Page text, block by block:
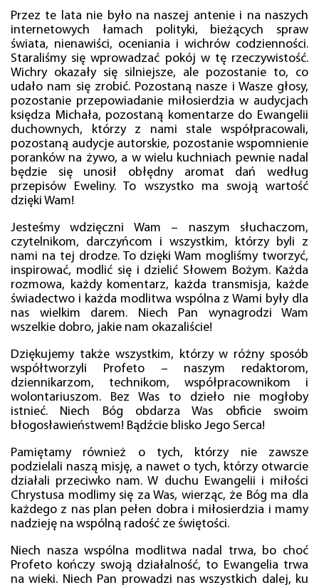
Przez te lata nie było na naszej antenie i na naszych
internetowych łamach polityki, bieżących spraw
świata, nienawiści, oceniania i wichrów codzienności.
Staraliśmy się wprowadzać pokój w tę rzeczywistość.
Wichry okazały się silniejsze, ale pozostanie to, co
udało nam się zrobić. Pozostaną nasze i Wasze głosy,
pozostanie przepowiadanie miłosierdzia w audycjach
księdza Michała, pozostaną komentarze do Ewangelii
duchownych, którzy z nami stale współpracowali,
pozostaną audycje autorskie, pozostanie wspomnienie
poranków na żywo, a w wielu kuchniach pewnie nadal
będzie się unosił obłędny aromat dań według
przepisów Eweliny. To wszystko ma swoją wartość
dzięki Wam!
Jesteśmy wdzięczni Wam – naszym słuchaczom,
czytelnikom, darczyńcom i wszystkim, którzy byli z
nami na tej drodze. To dzięki Wam mogliśmy tworzyć,
inspirować, modlić się i dzielić Słowem Bożym. Każda
rozmowa, każdy komentarz, każda transmisja, każde
świadectwo i każda modlitwa wspólna z Wami były dla
nas wielkim darem. Niech Pan wynagrodzi Wam
wszelkie dobro, jakie nam okazaliście!
Dziękujemy także wszystkim, którzy w różny sposób
współtworzyli Profeto – naszym redaktorom,
dziennikarzom, technikom, współpracownikom i
wolontariuszom. Bez Was to dzieło nie mogłoby
istnieć. Niech Bóg obdarza Was obficie swoim
błogosławieństwem! Bądźcie blisko Jego Serca!
Pamiętamy również o tych, którzy nie zawsze
podzielali naszą misję, a nawet o tych, którzy otwarcie
działali przeciwko nam. W duchu Ewangelii i miłości
Chrystusa modlimy się za Was, wierząc, że Bóg ma dla
każdego z nas plan pełen dobra i miłosierdzia i mamy
nadzieję na wspólną radość ze świętości.
Niech nasza wspólna modlitwa nadal trwa, bo choć
Profeto kończy swoją działalność, to Ewangelia trwa
na wieki. Niech Pan prowadzi nas wszystkich dalej, ku